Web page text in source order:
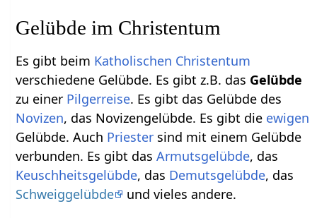
Gelübde im Christentum
Es gibt beim Katholischen Christentum
verschiedene Gelübde. Es gibt z.B. das Gelübde
zu einer Pilgerreise. Es gibt das Gelübde des
Novizen, das Novizengelübde. Es gibt die ewigen
Gelübde. Auch Priester sind mit einem Gelübde
verbunden. Es gibt dasArmutsgelübde, das
Keuschheitsgelübde, das Demutsgelübde, das
Schweiggelübde
und vieles andere.